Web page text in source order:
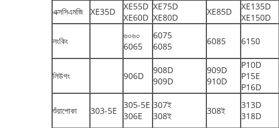
এক্সসিএমজি XE35D
XE55D
XE60D
XE75D
XE80D
XE85D
XE135D
XE150D
লংকিং
৬০৬০
6065
6075
6085
6085 6150
লিউগং 906D
908D
909D
909D
910D
P10D
P15E
P16D
শুঁয়াপোকা 303-5E
305-5E
306E
307ই
308ই
308ই
313D
318D